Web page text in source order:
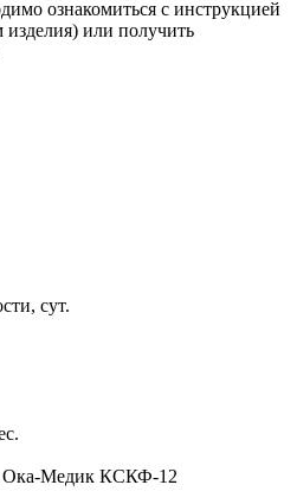
ознакомиться с инструкцией
или получить
сут.
Ока-Медик КСКФ-12